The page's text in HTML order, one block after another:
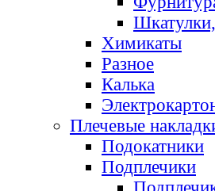
Химикаты
Разное
Калька
Плечевые
Подокатники
Подплечики